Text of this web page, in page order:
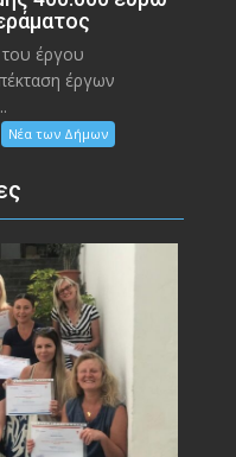
έργου
έργων
Νέα των Δήμων